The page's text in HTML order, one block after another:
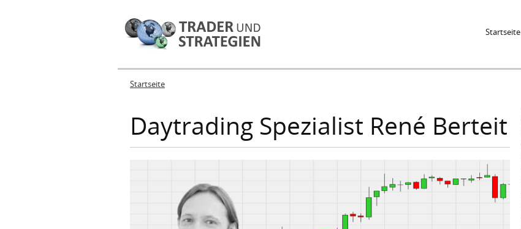
Startseite
Sie sind hier
Startseite
Daytrading Spezialist René Berteit